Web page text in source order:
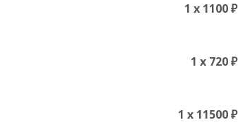
1 x 1100 ₽
1 x 720 ₽
1 x 11500 ₽